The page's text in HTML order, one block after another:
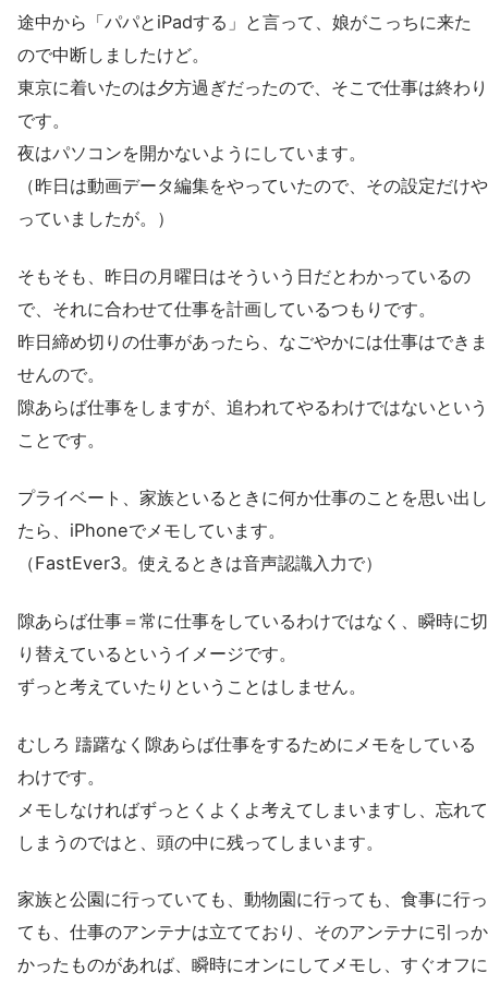
途中から「パパとiPadする」と言って、娘がこっちに来た
ので中断しましたけど。
東京に着いたのは夕方過ぎだったので、そこで仕事は終わり
です。
夜はパソコンを開かないようにしています。
（昨日は動画データ編集をやっていたので、その設定だけや
っていましたが。）
そもそも、昨日の月曜日はそういう日だとわかっているの
で、それに合わせて仕事を計画しているつもりです。
昨日締め切りの仕事があったら、なごやかには仕事はできま
せんので。
隙あらば仕事をしますが、追われてやるわけではないという
ことです。
プライベート、家族といるときに何か仕事のことを思い出し
たら、iPhoneでメモしています。
（FastEver3。使えるときは音声認識入力で）
隙あらば仕事＝常に仕事をしているわけではなく、瞬時に切
り替えているというイメージです。
ずっと考えていたりということはしません。
むしろ 躊躇なく隙あらば仕事をするためにメモをしている
わけです。
メモしなければずっとくよくよ考えてしまいますし、忘れて
しまうのではと、頭の中に残ってしまいます。
家族と公園に行っていても、動物園に行っても、食事に行っ
ても、仕事のアンテナは立てており、そのアンテナに引っか
かったものがあれば、瞬時にオンにしてメモし、すぐオフに